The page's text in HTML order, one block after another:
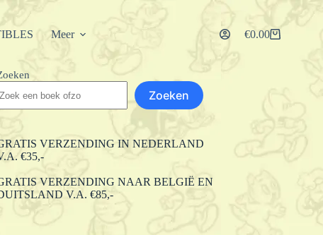
Meer Winkelwagen
€0.00
Zoeken
VERZENDING IN NEDERLAND
€35,-
VERZENDING NAAR BELGIË EN
V.A. €85,-